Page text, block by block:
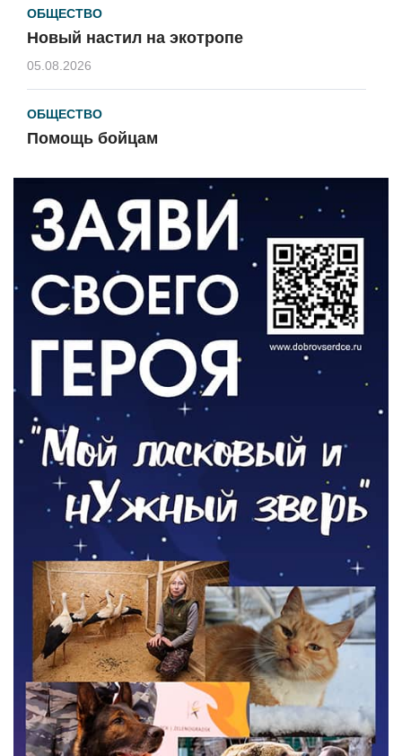
ОБЩЕСТВО
Новый настил на экотропе
05.08.2026
ОБЩЕСТВО
Помощь бойцам
ВЛАСТЬ
«Второй старт» для ветеранов СВО
РАЗЪЯСНЯЕМ
Контракт с новой выплатой
05.08.2026